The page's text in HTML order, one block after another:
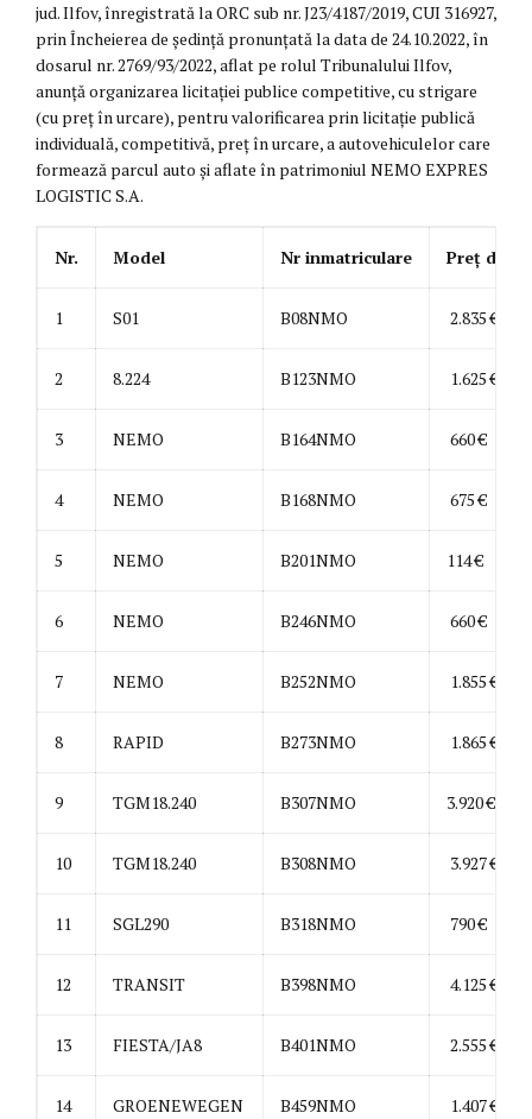
jud. Ilfov, înregistrată la ORC sub nr. J23/4187/2019, CUI 316927,
prin Încheierea de ședință pronunţată la data de 24.10.2022, în
dosarul nr. 2769/93/2022, aflat pe rolul Tribunalului Ilfov,
anunță organizarea licitației publice competitive, cu strigare
(cu preț în urcare), pentru valorificarea prin licitație publică
individuală, competitivă, preț în urcare, a autovehiculelor care
formează parcul auto și aflate în patrimoniul NEMO EXPRES
LOGISTIC S.A.
Nr. Model Nr inmatriculare Preț de
1 S01 B08NMO 2.835 €
2 8.224 B123NMO 1.625 €
3 NEMO B164NMO 660 €
4 NEMO B168NMO 675 €
5 NEMO B201NMO 114 €
6 NEMO B246NMO 660 €
7 NEMO B252NMO 1.855 €
8 RAPID B273NMO 1.865 €
9 TGM18.240 B307NMO 3.920 €
10 TGM18.240 B308NMO 3.927 €
11 SGL290 B318NMO 790 €
12 TRANSIT B398NMO 4.125 €
13 FIESTA/JA8 B401NMO 2.555 €
14 GROENEWEGEN B459NMO 1.407 €